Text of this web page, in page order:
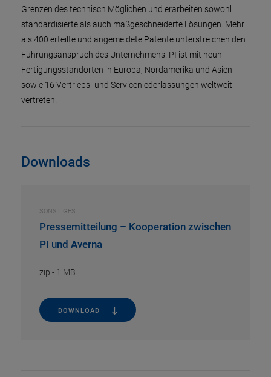
Grenzen des technisch Möglichen und erarbeiten sowohl
standardisierte als auch maßgeschneiderte Lösungen. Mehr
als 400 erteilte und angemeldete Patente unterstreichen den
Führungsanspruch des Unternehmens. PI ist mit neun
Fertigungsstandorten in Europa, Nordamerika und Asien
sowie 16 Vertriebs- und Serviceniederlassungen weltweit
vertreten.
Downloads
SONSTIGES
Pressemitteilung – Kooperation zwischen
PI und Averna
zip - 1 MB
DOWNLOAD